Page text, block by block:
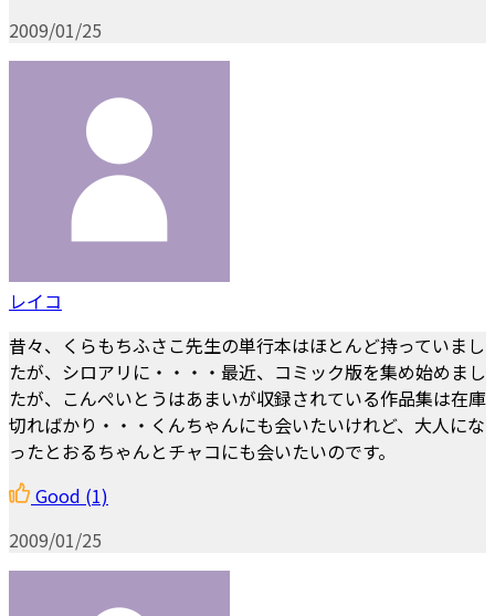
2009/01/25
レイコ
昔々、くらもちふさこ先生の単行本はほとんど持っていまし
たが、シロアリに・・・・最近、コミック版を集め始めまし
たが、こんぺいとうはあまいが収録されている作品集は在庫
切ればかり・・・くんちゃんにも会いたいけれど、大人にな
ったとおるちゃんとチャコにも会いたいのです。
Good (1)
2009/01/25